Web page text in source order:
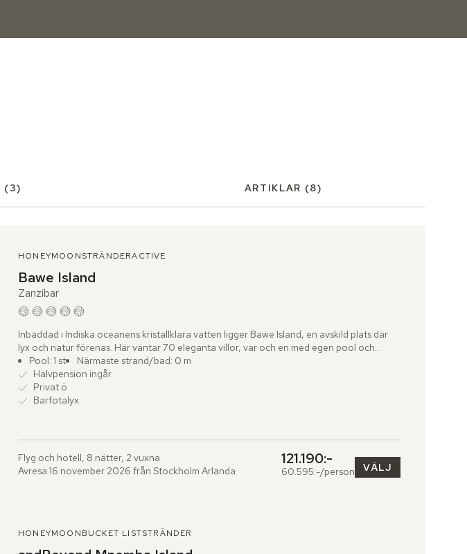
(3) ARTIKLAR (8)
HONEYMOONSTRÄNDERACTIVE
Bawe Island
Zanzibar
Inbäddad i Indiska oceanens kristallklara vatten ligger Bawe Island, en avskild plats där
lyx och natur förenas. Här väntar 70 eleganta villor, var och en med egen pool och...
Pool: 1 st
Närmaste strand/bad: 0 m
Halvpension ingår
Privat ö
Barfotalyx
Flyg och hotell, 8 nätter, 2 vuxna
Avresa 16 november 2026 från Stockholm Arlanda
121.190:-
60.595:-/person VÄLJ
HONEYMOONBUCKET LISTSTRÄNDER